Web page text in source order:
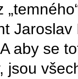
aby se
jsou